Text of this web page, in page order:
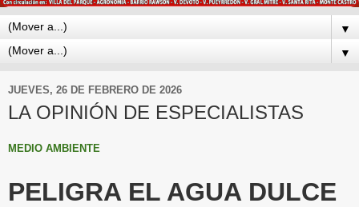
▼
▼
JUEVES, 26 DE FEBRERO DE 2026
LA OPINIÓN DE ESPECIALISTAS
MEDIO AMBIENTE
PELIGRA EL AGUA DULCE